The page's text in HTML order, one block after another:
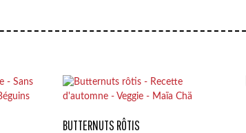
BUTTERNUTS RÔTIS